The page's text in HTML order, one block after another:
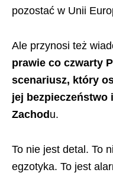
pozostać w Unii
Ale przynosi też
prawie co czwarty
scenariusz, który
jej bezpieczeństwo
Zachod u.
To nie jest detal. To
egzotyka. To jest